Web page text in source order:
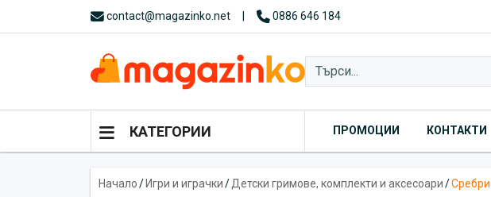
contact@magazinko.net 0886 646 184
КАТЕГОРИИ ПРОМОЦИИ КОНТАКТИ
Начало/ Игри и играчки/Детски гримове, комплекти и аксесоари/